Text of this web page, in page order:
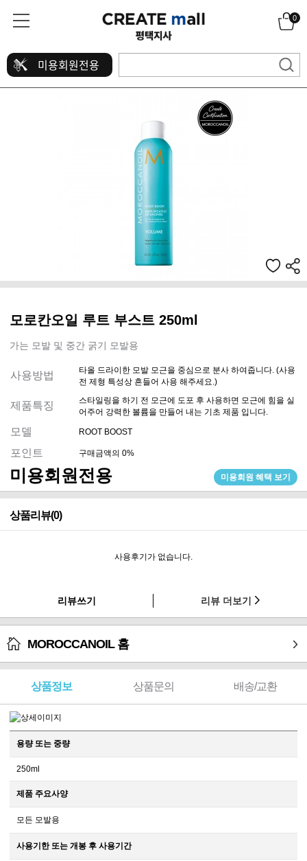
0
미용회원전용
모로칸오일 루트 부스트 250ml
가는 모발 및 중간 굵기 모발용
사용방법
타올 드라이한 모발 모근을 중심으로 분사 하여줍니다. (사용
전 제형 특성상 흔들어 사용 해주세요.)
제품특징
스타일링을 하기 전 모근에 도포 후 사용하면 모근에 힘을 실
어주어 강력한 볼륨을 만들어 내는 기초 제품 입니다.
모델 ROOT BOOST
포인트 구매금액의 0%
미용회원전용 미용회원 혜택 보기
상품리뷰(0)
사용후기가 없습니다.
리뷰쓰기 리뷰 더보기
MOROCCANOIL 홈
상품정보 상품문의 배송/교환
용량 또는 중량
250ml
제품 주요사양
모든 모발용
사용기한 또는 개봉 후 사용기간